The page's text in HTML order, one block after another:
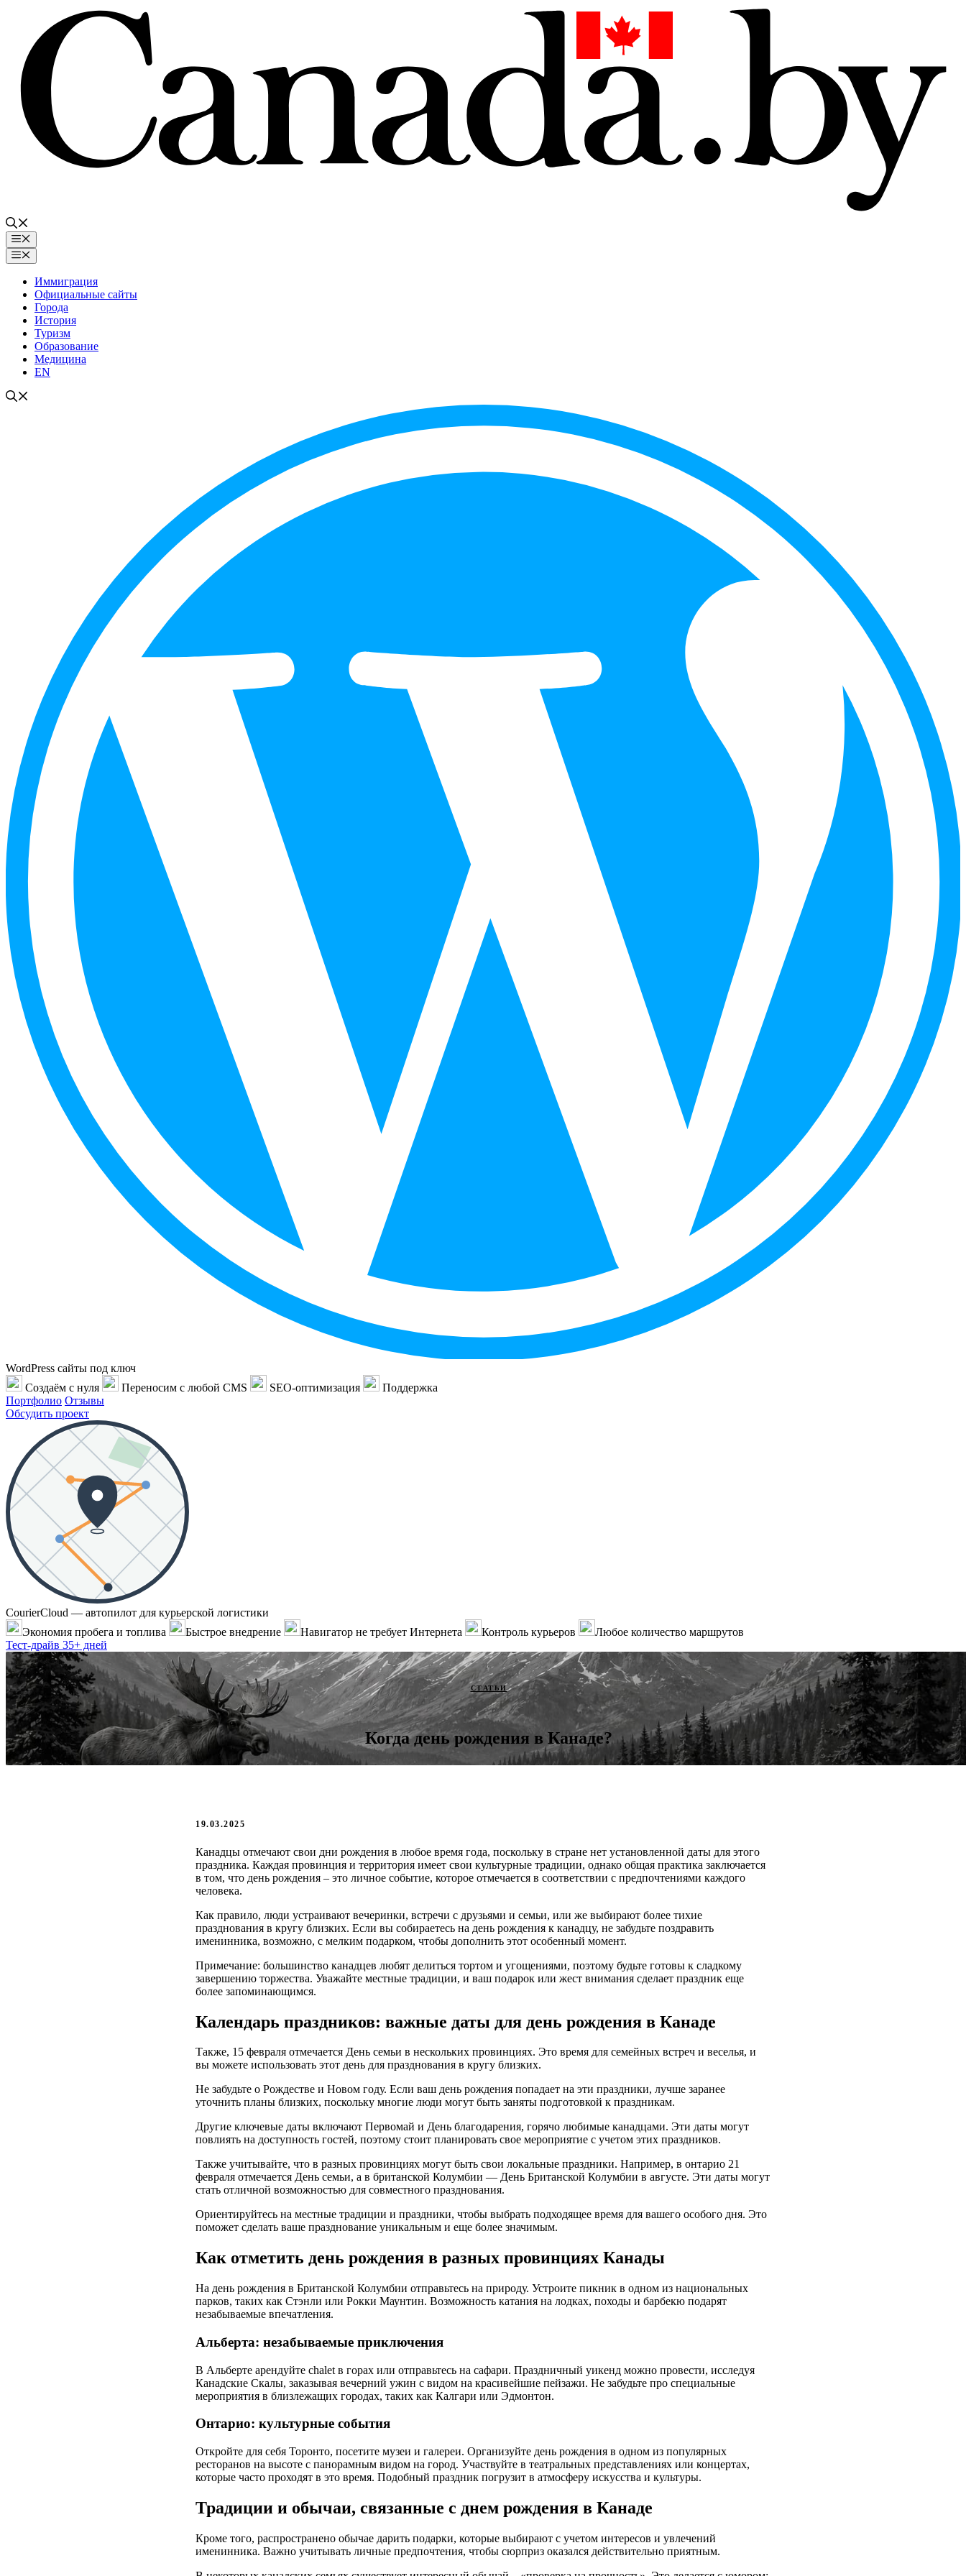
содержимому
Меню
Меню
Иммиграция
Официальные сайты
Города
История
Туризм
Образование
Медицина
EN
WordPress сайты под ключ
Создаём с нуля
Переносим с любой CMS SEO-оптимизация
Поддержка
Портфолио Отзывы
Обсудить проект
CourierCloud — автопилот для курьерской логистики
Экономия пробега и топлива
Быстрое внедрение Навигатор не требует Интернета Контроль курьеров
Любое количество маршрутов
Тест-драйв 35+ дней
СТАТЬИ
Когда день рождения в Канаде?
19.03.2025
Канадцы отмечают свои дни рождения в любое время года, поскольку в стране нет установленной даты для этого
праздника. Каждая провинция и территория имеет свои культурные традиции, однако общая практика заключается
в том, что день рождения – это личное событие, которое отмечается в соответствии с предпочтениями каждого
человека.
Как правило, люди устраивают вечеринки, встречи с друзьями и семьи, или же выбирают более тихие
празднования в кругу близких. Если вы собираетесь на день рождения к канадцу, не забудьте поздравить
именинника, возможно, с мелким подарком, чтобы дополнить этот особенный момент.
Примечание: большинство канадцев любят делиться тортом и угощениями, поэтому будьте готовы к сладкому
завершению торжества. Уважайте местные традиции, и ваш подарок или жест внимания сделает праздник еще
более запоминающимся.
Календарь праздников: важные даты для день рождения в Канаде
Также, 15 февраля отмечается День семьи в нескольких провинциях. Это время для семейных встреч и веселья, и
вы можете использовать этот день для празднования в кругу близких.
Не забудьте о Рождестве и Новом году. Если ваш день рождения попадает на эти праздники, лучше заранее
уточнить планы близких, поскольку многие люди могут быть заняты подготовкой к праздникам.
Другие ключевые даты включают Первомай и День благодарения, горячо любимые канадцами. Эти даты могут
повлиять на доступность гостей, поэтому стоит планировать свое мероприятие с учетом этих праздников.
Также учитывайте, что в разных провинциях могут быть свои локальные праздники. Например, в онтарио 21
февраля отмечается День семьи, а в британской Колумбии — День Британской Колумбии в августе. Эти даты могут
стать отличной возможностью для совместного празднования.
Ориентируйтесь на местные традиции и праздники, чтобы выбрать подходящее время для вашего особого дня. Это
поможет сделать ваше празднование уникальным и еще более значимым.
Как отметить день рождения в разных провинциях Канады
На день рождения в Британской Колумбии отправьтесь на природу. Устроите пикник в одном из национальных
парков, таких как Стэнли или Рокки Маунтин. Возможность катания на лодках, походы и барбекю подарят
незабываемые впечатления.
Альберта: незабываемые приключения
В Альберте арендуйте chalet в горах или отправьтесь на сафари. Праздничный уикенд можно провести, исследуя
Канадские Скалы, заказывая вечерний ужин с видом на красивейшие пейзажи. Не забудьте про специальные
мероприятия в близлежащих городах, таких как Калгари или Эдмонтон.
Онтарио: культурные события
Откройте для себя Торонто, посетите музеи и галереи. Организуйте день рождения в одном из популярных
ресторанов на высоте с панорамным видом на город. Участвуйте в театральных представлениях или концертах,
которые часто проходят в это время. Подобный праздник погрузит в атмосферу искусства и культуры.
Традиции и обычаи, связанные с днем рождения в Канаде
Кроме того, распространено обычае дарить подарки, которые выбирают с учетом интересов и увлечений
именинника. Важно учитывать личные предпочтения, чтобы сюрприз оказался действительно приятным.